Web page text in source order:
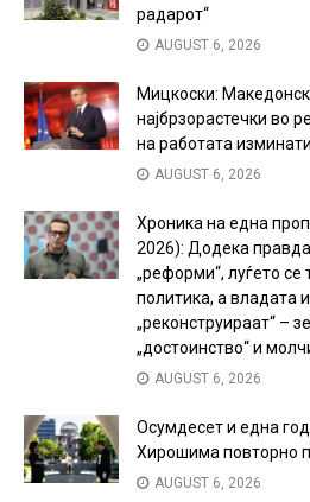
радарот“
AUGUST 6, 2026
Мицкоски:
најбрзорастечки во
на работата
AUGUST 6, 2026
Хроника на една
2026): Додека
„реформи“, луѓето се
политика, а владата
„реконструираат“ –
„достоинство“ и
AUGUST 6, 2026
Осумдесет и една
Хирошима повторно
AUGUST 6, 2026